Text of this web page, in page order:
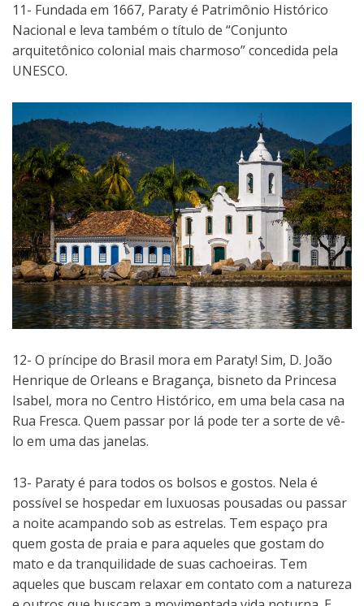
11- Fundada em 1667, Paraty é Patrimônio Histórico
Nacional e leva também o título de “Conjunto
arquitetônico colonial mais charmoso” concedida pela
UNESCO.
12- O príncipe do Brasil mora em Paraty! Sim, D. João
Henrique de Orleans e Bragança, bisneto da Princesa
Isabel, mora no Centro Histórico, em uma bela casa na
Rua Fresca. Quem passar por lá pode ter a sorte de vê-
lo em uma das janelas.
13- Paraty é para todos os bolsos e gostos. Nela é
possível se hospedar em luxuosas pousadas ou passar
a noite acampando sob as estrelas. Tem espaço pra
quem gosta de praia e para aqueles que gostam do
mato e da tranquilidade de suas cachoeiras. Tem
aqueles que buscam relaxar em contato com a natureza